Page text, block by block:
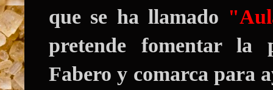
que se ha llamado
pretende fomentar la
Fabero y comarca para